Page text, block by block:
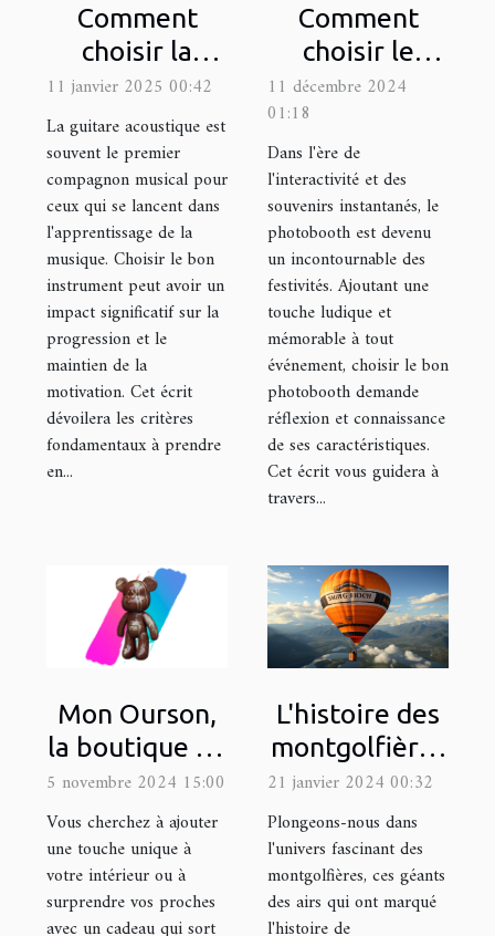
Comment
choisir la
meilleure
guitare
acoustique
pour
débutants
11 janvier 2025 00:42
La guitare acoustique est
souvent le premier
compagnon musical pour
ceux qui se lancent dans
l'apprentissage de la
musique. Choisir le bon
instrument peut avoir un
impact significatif sur la
progression et le
maintien de la
motivation. Cet écrit
dévoilera les critères
fondamentaux à prendre
en...
Comment
choisir le
photobooth
idéal pour
votre
prochain
événement
11 décembre 2024
01:18
Dans l'ère de
l'interactivité et des
souvenirs instantanés, le
photobooth est devenu
un incontournable des
festivités. Ajoutant une
touche ludique et
mémorable à tout
événement, choisir le bon
photobooth demande
réflexion et connaissance
de ses caractéristiques.
Cet écrit vous guidera à
travers...
Mon Ourson,
la boutique en
ligne de
référence
pour décorer
une statue
avec de la
5 novembre 2024 15:00
Vous cherchez à ajouter
une touche unique à
votre intérieur ou à
surprendre vos proches
avec un cadeau qui sort
L'histoire des
montgolfières
et leur
utilisation
moderne dans
la publicité
21 janvier 2024 00:32
Plongeons-nous dans
l'univers fascinant des
montgolfières, ces géants
des airs qui ont marqué
l'histoire de